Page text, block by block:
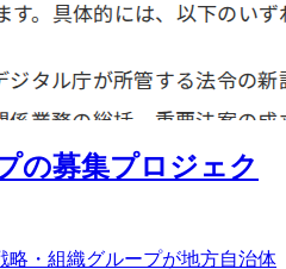
の募集プロジェク
略・組織グループが地方自治体